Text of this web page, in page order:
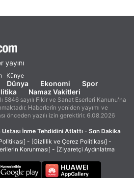
Künye
Dünya Ekonomi
Spor
Namaz Vakitleri
5846 sayılı Fikir ve Sanat Eserleri Kanunu'na
Haberlerin yeniden yayımı ve
önceden yazılı izin gerektirir. 6.08.2026
İnme Tehdidini Atlattı - Son Dakika
- [Gizlilik ve Çerez Politikası] -
Korunması] - [Ziyaretçi Aydınlatma